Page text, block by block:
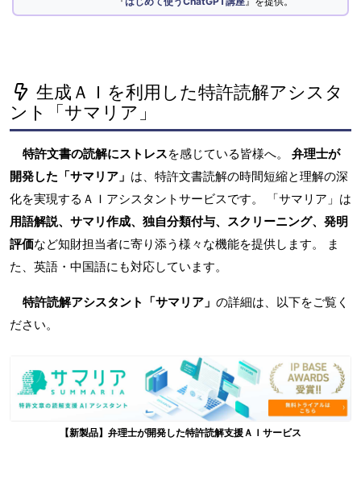
生成ＡＩを利用した特許読解アシスタ
ント「サマリア」
特許文書の読解にストレスを感じている皆様へ。 弁理士が
開発した「サマリア」 は、特許文書読解の時間短縮と理解の深
化を実現するＡＩアシスタントサービスです。 「サマリア」は
用語解説、サマリ作成、独自分類付与、スクリーニング、発明
評価など知財担当者に寄り添う様々な機能を提供します。 ま
た、英語・中国語にも対応しています。
特許読解アシスタント「サマリア」 の詳細は、以下をご覧く
ださい。
【新製品】弁理士が開発した特許読解支援ＡＩサービス